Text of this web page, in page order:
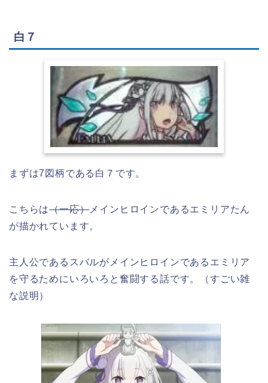
白７
まずは7図柄である白７です。
こちらは（一応）メインヒロインであるエミリアたん
が描かれています。
主人公であるスバルがメインヒロインであるエミリア
を守るためにいろいろと奮闘する話です。（すごい雑
な説明）